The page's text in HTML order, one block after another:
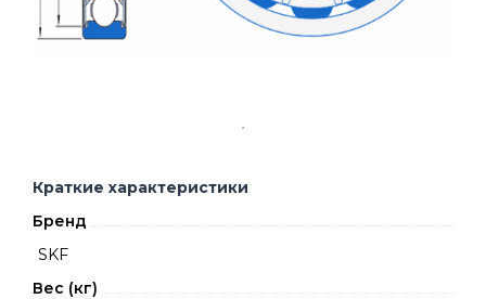
Краткие характеристики
Бренд
SKF
Вес (кг)